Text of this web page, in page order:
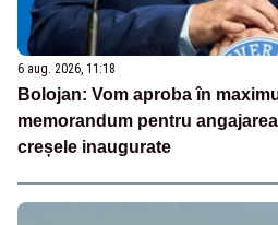
6 aug. 2026, 11:18
Bolojan: Vom aproba în
memorandum pentru
creșele inaugurate